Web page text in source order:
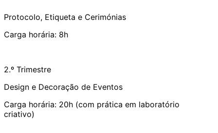
Protocolo, Etiqueta e Cerimónias
Carga horária: 8h
2.º Trimestre
Design e Decoração de Eventos
Carga horária: 20h (com prática em laboratório
criativo)